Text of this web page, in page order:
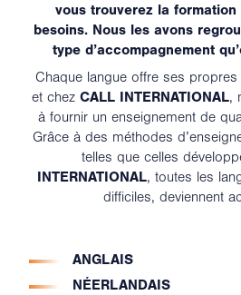
vous trouverez la
besoins. Nous les avons
type d’accompagnement
Chaque langue offre ses
et chez CALL INTERNATIONAL,
à fournir un enseignement de
Grâce à des méthodes
telles que celles
INTERNATIONAL, toutes les
difficiles, deviennent
ANGLAIS
NÉERLANDAIS